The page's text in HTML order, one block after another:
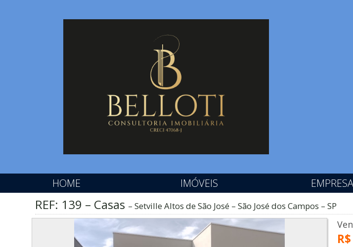
HOME IMÓVEIS EMPRESA
REF: 139 – Casas Setville Altos de São José – São José dos Campos – SP